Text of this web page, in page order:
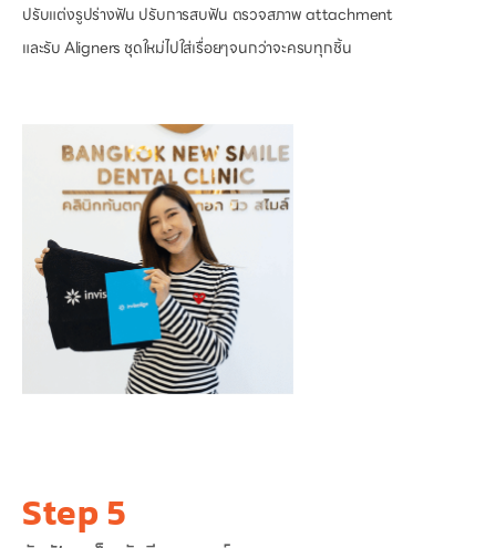
ปรับแต่งรูปร่างฟัน ปรับการสบฟัน ตรวจสภาพ attachment
และรับ Aligners ชุดใหม่ไปใส่เรื่อยๆจนกว่าจะครบทุกชิ้น
Step 5